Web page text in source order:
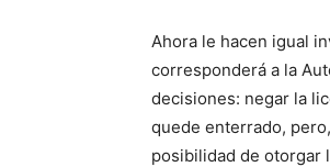
Ahora le hacen igual
corresponderá a la
decisiones: negar la
quede enterrado,
posibilidad de otorgar